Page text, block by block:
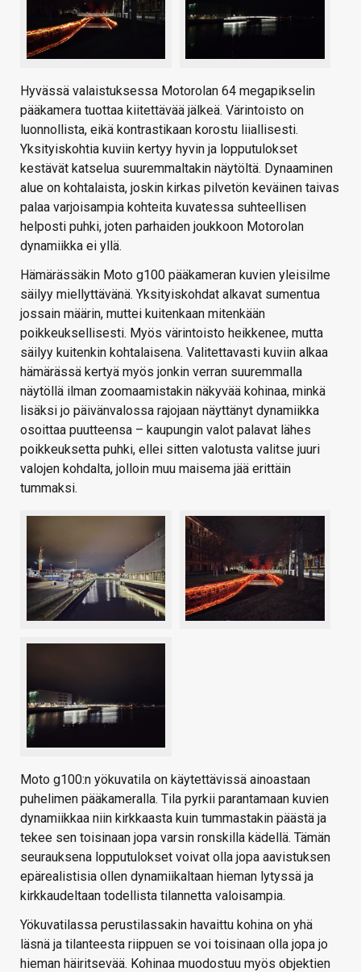
Hyvässä valaistuksessa Motorolan 64 megapikselin
pääkamera tuottaa kiitettävää jälkeä. Värintoisto on
luonnollista, eikä kontrastikaan korostu liiallisesti.
Yksityiskohtia kuviin kertyy hyvin ja lopputulokset
kestävät katselua suuremmaltakin näytöltä. Dynaaminen
alue on kohtalaista, joskin kirkas pilvetön keväinen taivas
palaa varjoisampia kohteita kuvatessa suhteellisen
helposti puhki, joten parhaiden joukkoon Motorolan
dynamiikka ei yllä.
Hämärässäkin Moto g100 pääkameran kuvien yleisilme
säilyy miellyttävänä. Yksityiskohdat alkavat sumentua
jossain määrin, muttei kuitenkaan mitenkään
poikkeuksellisesti. Myös värintoisto heikkenee, mutta
säilyy kuitenkin kohtalaisena. Valitettavasti kuviin alkaa
hämärässä kertyä myös jonkin verran suuremmalla
näytöllä ilman zoomaamistakin näkyvää kohinaa, minkä
lisäksi jo päivänvalossa rajojaan näyttänyt dynamiikka
osoittaa puutteensa – kaupungin valot palavat lähes
poikkeuksetta puhki, ellei sitten valotusta valitse juuri
valojen kohdalta, jolloin muu maisema jää erittäin
tummaksi.
Moto g100:n yökuvatila on käytettävissä ainoastaan
puhelimen pääkameralla. Tila pyrkii parantamaan kuvien
dynamiikkaa niin kirkkaasta kuin tummastakin päästä ja
tekee sen toisinaan jopa varsin ronskilla kädellä. Tämän
seurauksena lopputulokset voivat olla jopa aavistuksen
epärealistisia ollen dynamiikaltaan hieman lytyssä ja
kirkkaudeltaan todellista tilannetta valoisampia.
Yökuvatilassa perustilassakin havaittu kohina on yhä
läsnä ja tilanteesta riippuen se voi toisinaan olla jopa jo
hieman häiritsevää. Kohinaa muodostuu myös objektien